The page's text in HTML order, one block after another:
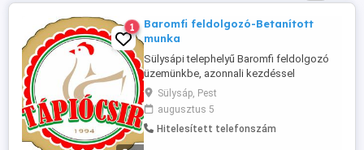
1
Baromfi feldolgozó-Betanított
munka
Sülysápi telephelyű Baromfi feldolgozó
üzemünkbe, azonnali kezdéssel
betanított munkásokat keresünk. Szállítás
céges busszal. Jelentkezés, bővebb
információ : 06 20 282 2465
Sülysáp, Pest
augusztus 5
Hitelesített telefonszám